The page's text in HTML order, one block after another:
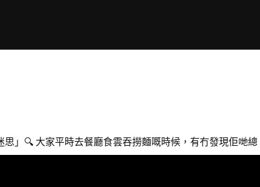
」🔍 大家平時去餐廳食雲吞撈麵嘅時候，有冇發現佢哋總